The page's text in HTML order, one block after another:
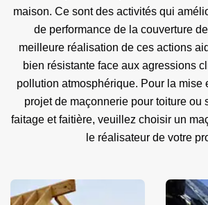
maison. Ce sont des activités qui
de performance de la couverture
meilleure réalisation de ces actions
bien résistante face aux agressions
pollution atmosphérique. Pour la
projet de maçonnerie pour toiture ou
faitage et faitière, veuillez choisir un
le réalisateur de votre